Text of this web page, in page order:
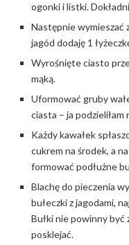
ogonki i listki.
Następnie wymieszać
jagód dodaję 1
Wyrośnięte ciasto
mąką.
Uformować gruby
ciasta – ja podzieliłam
Każdy kawałek
cukrem na środek, a
formować podłużne
Blachę do pieczenia
bułeczki z jagodami,
Bułki nie powinny być
posklejać.